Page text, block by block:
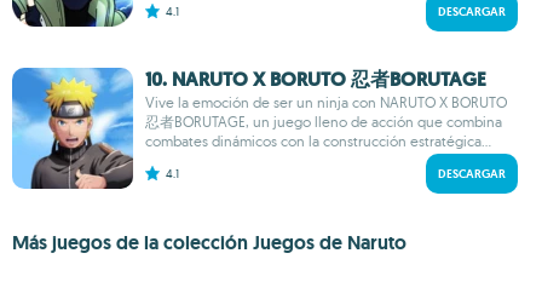
4.1 DESCARGAR
10. NARUTO X BORUTO 忍者BORUTAGE
Vive la emoción de ser un ninja con NARUTO X BORUTO
忍者BORUTAGE, un juego lleno de acción que combina
combates dinámicos con la construcción estratégica...
4.1 DESCARGAR
Más juegos de la colección Juegos de Naruto